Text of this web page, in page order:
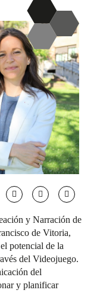
y Narración de
de Vitoria,
potencial de la
del Videojuego.
del
y planificar